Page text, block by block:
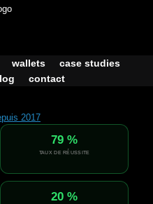
wallets
case studies
contact
2017
79 %
TAUX DE RÉUSSITE
20 %